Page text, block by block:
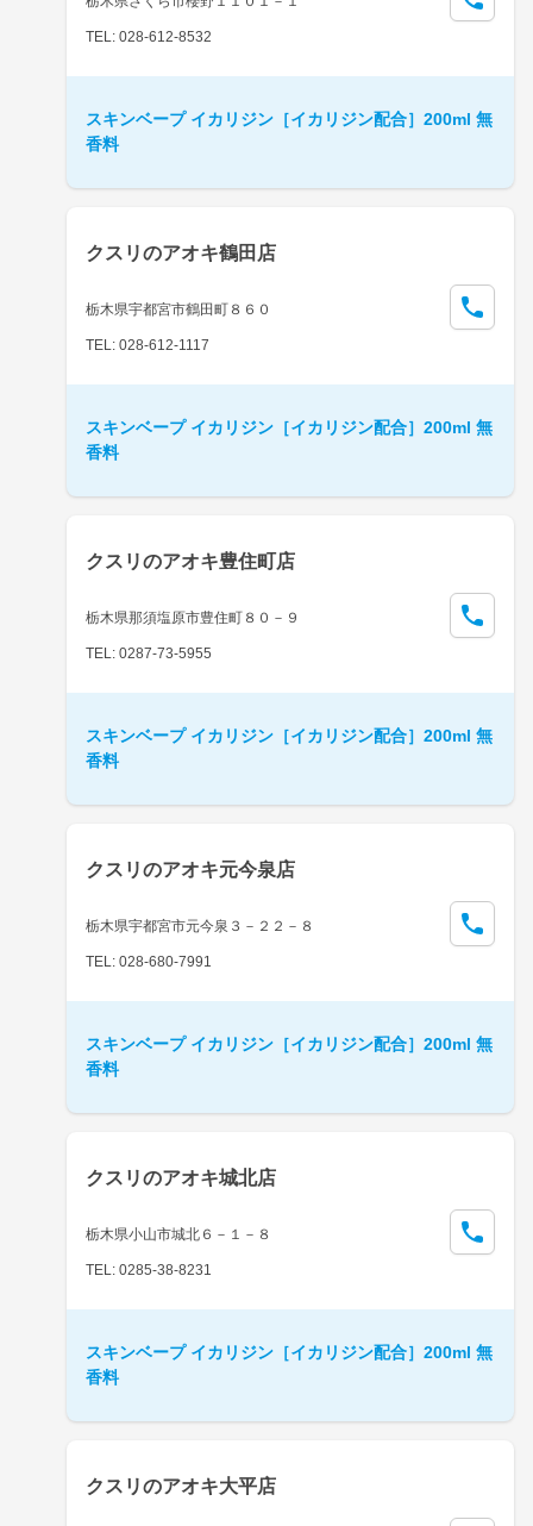
TEL: 028-612-8532
スキンベープ イカリジン［イカリジン配合］200ml 無
香料
クスリのアオキ鶴田店
栃木県宇都宮市鶴田町８６０
TEL: 028-612-1117
スキンベープ イカリジン［イカリジン配合］200ml 無
香料
クスリのアオキ豊住町店
栃木県那須塩原市豊住町８０－９
TEL: 0287-73-5955
スキンベープ イカリジン［イカリジン配合］200ml 無
香料
クスリのアオキ元今泉店
栃木県宇都宮市元今泉３－２２－８
TEL: 028-680-7991
スキンベープ イカリジン［イカリジン配合］200ml 無
香料
クスリのアオキ城北店
栃木県小山市城北６－１－８
TEL: 0285-38-8231
スキンベープ イカリジン［イカリジン配合］200ml 無
香料
クスリのアオキ大平店